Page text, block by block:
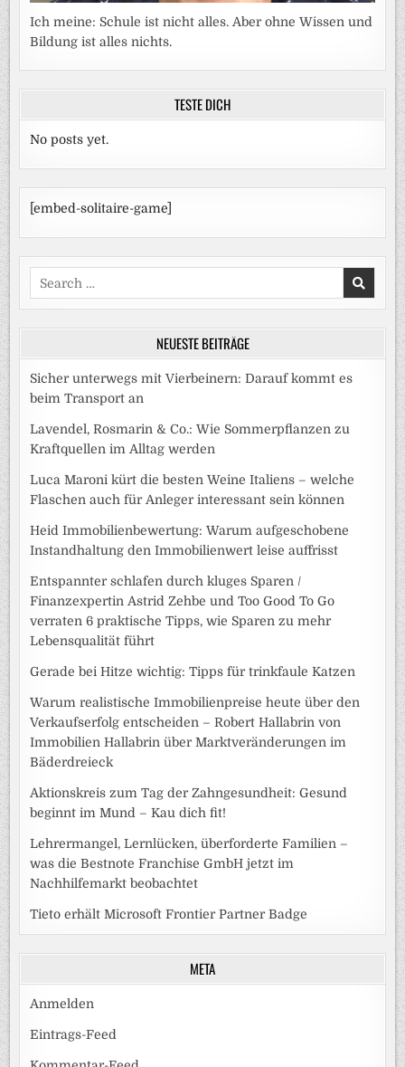
Ich meine: Schule ist nicht alles. Aber ohne Wissen und
Bildung ist alles nichts.
TESTE DICH
No posts yet.
[embed-solitaire-game]
Search
for:
NEUESTE BEITRÄGE
Sicher unterwegs mit Vierbeinern: Darauf kommt es
beim Transport an
Lavendel, Rosmarin & Co.: Wie Sommerpflanzen zu
Kraftquellen im Alltag werden
Luca Maroni kürt die besten Weine Italiens – welche
Flaschen auch für Anleger interessant sein können
Heid Immobilienbewertung: Warum aufgeschobene
Instandhaltung den Immobilienwert leise auffrisst
Entspannter schlafen durch kluges Sparen /
Finanzexpertin Astrid Zehbe und Too Good To Go
verraten 6 praktische Tipps, wie Sparen zu mehr
Lebensqualität führt
Gerade bei Hitze wichtig: Tipps für trinkfaule Katzen
Warum realistische Immobilienpreise heute über den
Verkaufserfolg entscheiden – Robert Hallabrin von
Immobilien Hallabrin über Marktveränderungen im
Bäderdreieck
Aktionskreis zum Tag der Zahngesundheit: Gesund
beginnt im Mund – Kau dich fit!
Lehrermangel, Lernlücken, überforderte Familien –
was die Bestnote Franchise GmbH jetzt im
Nachhilfemarkt beobachtet
Tieto erhält Microsoft Frontier Partner Badge
META
Anmelden
Eintrags-Feed